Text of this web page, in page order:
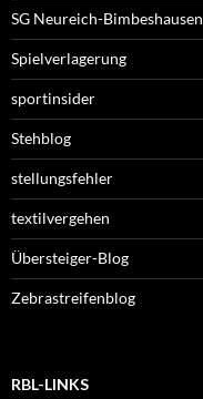
SG Neureich-Bimbeshausen
Spielverlagerung
sportinsider
Stehblog
stellungsfehler
textilvergehen
Übersteiger-Blog
Zebrastreifenblog
RBL-LINKS